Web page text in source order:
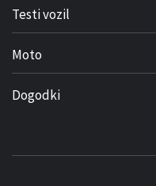
Testi vozil
Moto
Dogodki